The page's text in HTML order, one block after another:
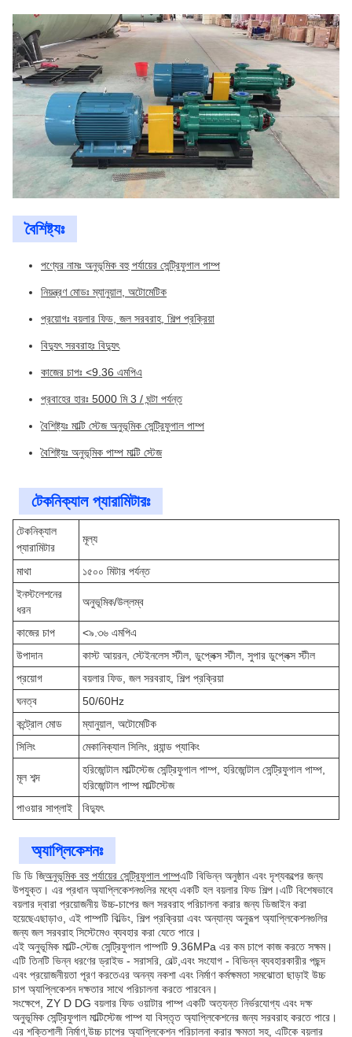
বৈশিষ্ট্যঃ
পণ্যের নামঃ অনুভূমিক বহু পর্যায়ের সেন্ট্রিফুগাল পাম্প
নিয়ন্ত্রণ মোডঃ ম্যানুয়াল, অটোমেটিক
প্রয়োগঃ বয়লার ফিড, জল সরবরাহ, শিল্প প্রক্রিয়া
বিদ্যুৎ সরবরাহঃ বিদ্যুৎ
কাজের চাপঃ <9.36 এমপিএ
প্রবাহের হারঃ 5000 মি 3 / ঘন্টা পর্যন্ত
বৈশিষ্ট্যঃ মাল্টি স্টেজ অনুভূমিক সেন্ট্রিফুগাল পাম্প
বৈশিষ্ট্যঃ অনুভূমিক পাম্প মাল্টি স্টেজ
টেকনিক্যাল প্যারামিটারঃ
টেকনিক্যাল
প্যারামিটার
মূল্য
মাথা
১৫০০ মিটার পর্যন্ত
ইনস্টলেশনের
ধরন
অনুভূমিক/উল্লম্ব
কাজের চাপ
<৯.৩৬ এমপিএ
উপাদান
কাস্ট আয়রন, স্টেইনলেস স্টীল, ডুপ্লেক্স স্টীল, সুপার ডুপ্লেক্স স্টীল
প্রয়োগ
বয়লার ফিড, জল সরবরাহ, শিল্প প্রক্রিয়া
ঘনত্ব
50/60Hz
কন্ট্রোল মোড
ম্যানুয়াল, অটোমেটিক
সিলিং
মেকানিক্যাল সিলিং, গ্ল্যান্ড প্যাকিং
মূল শব্দ
হরিজোন্টাল মাল্টিস্টেজ সেন্ট্রিফুগাল পাম্প, হরিজোন্টাল সেন্ট্রিফুগাল পাম্প,
হরিজোন্টাল পাম্প মাল্টিস্টেজ
পাওয়ার সাপ্লাই
বিদ্যুৎ
অ্যাপ্লিকেশনঃ
ডি ডি জিঅনুভূমিক বহু পর্যায়ের সেন্ট্রিফুগাল পাম্পএটি বিভিন্ন অনুষ্ঠান এবং দৃশ্যকল্পের জন্য
উপযুক্ত। এর প্রধান অ্যাপ্লিকেশনগুলির মধ্যে একটি হল বয়লার ফিড শিল্প।এটি বিশেষভাবে
বয়লার দ্বারা প্রয়োজনীয় উচ্চ-চাপের জল সরবরাহ পরিচালনা করার জন্য ডিজাইন করা
হয়েছেএছাড়াও, এই পাম্পটি বিল্ডিং, শিল্প প্রক্রিয়া এবং অন্যান্য অনুরূপ অ্যাপ্লিকেশনগুলির
জন্য জল সরবরাহ সিস্টেমেও ব্যবহার করা যেতে পারে।
এই অনুভূমিক মাল্টি-স্টেজ সেন্ট্রিফুগাল পাম্পটি 9.36MPa এর কম চাপে কাজ করতে সক্ষম।
এটি তিনটি ভিন্ন ধরণের ড্রাইভ - সরাসরি, বেল্ট,এবং সংযোগ - বিভিন্ন ব্যবহারকারীর পছন্দ
এবং প্রয়োজনীয়তা পূরণ করতেএর অনন্য নকশা এবং নির্মাণ কর্মক্ষমতা সমঝোতা ছাড়াই উচ্চ
চাপ অ্যাপ্লিকেশন দক্ষতার সাথে পরিচালনা করতে পারবেন।
সংক্ষেপে, ZY D DG বয়লার ফিড ওয়াটার পাম্প একটি অত্যন্ত নির্ভরযোগ্য এবং দক্ষ
অনুভূমিক সেন্ট্রিফুগাল মাল্টিস্টেজ পাম্প যা বিস্তৃত অ্যাপ্লিকেশনের জন্য সরবরাহ করতে পারে।
এর শক্তিশালী নির্মাণ,উচ্চ চাপের অ্যাপ্লিকেশন পরিচালনা করার ক্ষমতা সহ, এটিকে বয়লার